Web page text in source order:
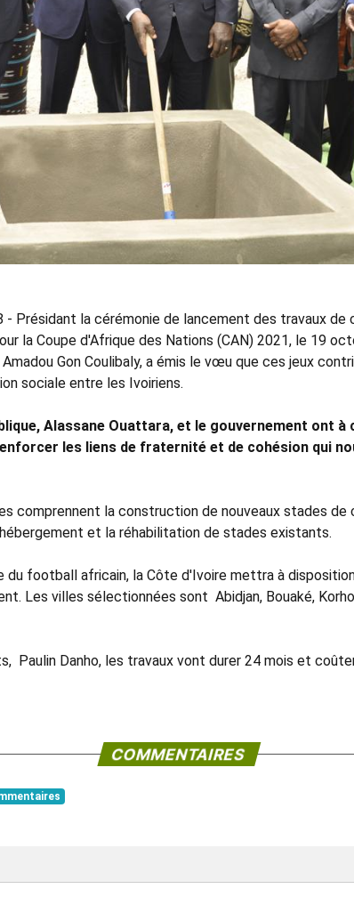
- Présidant la cérémonie de lancement des travaux de
la Coupe d'Afrique des Nations (CAN) 2021, le 19
Amadou Gon Coulibaly, a émis le vœu que ces jeux
sociale entre les Ivoiriens.
Alassane Ouattara, et le gouvernement ont à
les liens de fraternité et de cohésion qui
comprennent la construction de nouveaux stades
et la réhabilitation de stades existants.
du football africain, la Côte d'Ivoire mettra à
Les villes sélectionnées sont Abidjan, Bouaké,
Paulin Danho, les travaux vont durer 24 mois et
COMMENTAIRES